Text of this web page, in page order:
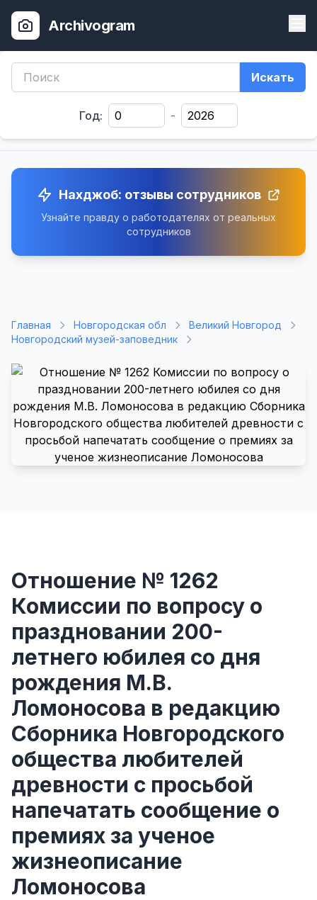
Archivogram
Искать
Год: -
Нахджоб: отзывы сотрудников
Узнайте правду о работодателях от реальных
сотрудников
Главная Новгородская обл
Великий Новгород
Новгородский музей-заповедник
Отношение № 1262
Комиссии по вопросу о
праздновании 200-
летнего юбилея со дня
рождения М.В.
Ломоносова в редакцию
Сборника Новгородского
общества любителей
древности с просьбой
напечатать сообщение о
премиях за ученое
жизнеописание
Ломоносова